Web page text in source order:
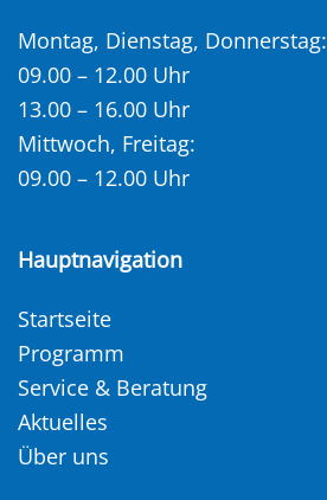
Montag, Dienstag, Donnerstag:
09.00 – 12.00 Uhr
13.00 – 16.00 Uhr
Mittwoch, Freitag:
09.00 – 12.00 Uhr
Hauptnavigation
Startseite
Programm
Service & Beratung
Aktuelles
Über uns